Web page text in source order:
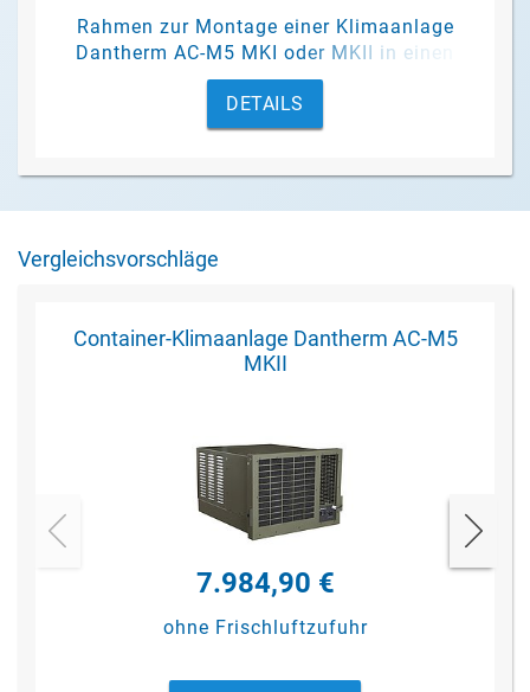
Rahmen zur Montage einer Klimaanlage
Dantherm AC-M5 MKI oder MKII in einen
Container.
DETAILS
Vergleichsvorschläge
Container-Klimaanlage Dantherm AC-M5
MKII
7.984,90 €
ohne Frischluftzufuhr